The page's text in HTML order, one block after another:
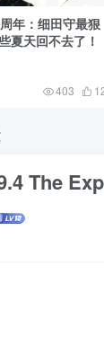
年：细田守最狠
夏天回不去了！
403
The